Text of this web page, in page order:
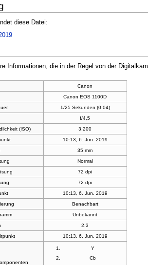
diese Datei:
Informationen, die in der Regel von der
Canon
Canon EOS 1100D
1/25 Sekunden (0,04)
f/4,5
(ISO)
3.200
10:13, 6. Jun. 2019
35 mm
Normal
72 dpi
72 dpi
10:13, 6. Jun. 2019
Benachbart
Unbekannt
2.3
10:13, 6. Jun. 2019
Y
Cb